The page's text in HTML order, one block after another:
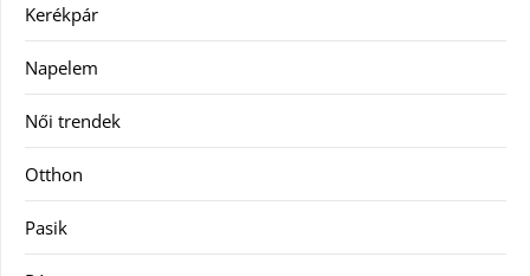
Kerékpár
Napelem
Női trendek
Otthon
Pasik